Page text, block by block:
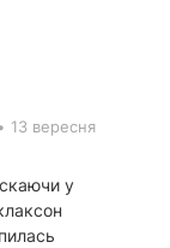
13 вересня
у